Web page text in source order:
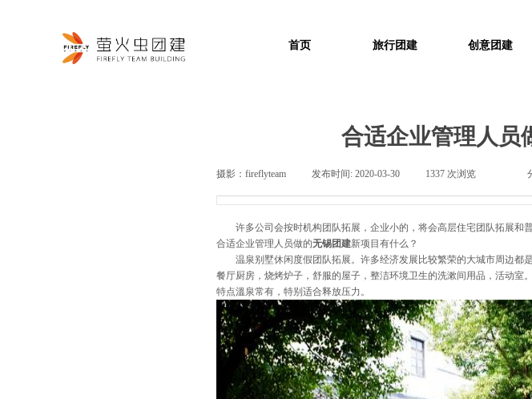
首页 旅行团建 创意团建
合适企业管理人员
摄影： fireflyteam 发布时间: 2020-03-30 1337 次浏览
许多公司会按时机构团队拓展，企业小的，将会高层住宅团队拓展和
合适企业管理人员做的无锡团建新项目有什么？
温泉别墅休闲度假团队拓展。许多经济发展比较繁荣的大城市周边都
餐厅厨房，烧烤炉子，舒服的屋子，整洁环境卫生的洗漱间用品，活动
特点溫泉常有，特别适合释放压力。